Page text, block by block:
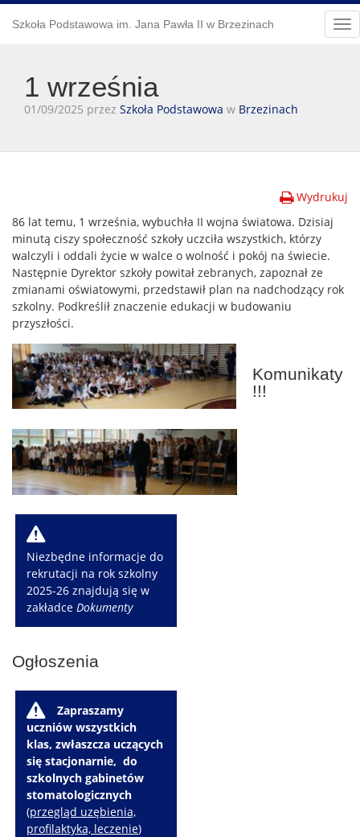
Szkoła Podstawowa im. Jana Pawła II w Brzezinach
1 września
01/09/2025 przez Szkoła Podstawowa w Brzezinach
Wydrukuj
86 lat temu, 1 września, wybuchła II wojna światowa. Dzisiaj
minutą ciszy społeczność szkoły uczciła wszystkich, którzy
walczyli i oddali życie w walce o wolność i pokój na świecie.
Następnie Dyrektor szkoły powitał zebranych, zapoznał ze
zmianami oświatowymi, przedstawił plan na nadchodzący rok
szkolny. Podkreślił znaczenie edukacji w budowaniu
przyszłości.
Komunikaty
!!!
W
Niezbędne informacje do
rekrutacji na rok szkolny
2025-26 znajdują się w
zakładceDokumenty
Ogłoszenia
W
Zapraszamy
uczniów wszystkich
klas, zwłaszcza uczących
się stacjonarnie, do
szkolnych gabinetów
stomatologicznych
(przegląd uzębienia,
profilaktyka, leczenie)